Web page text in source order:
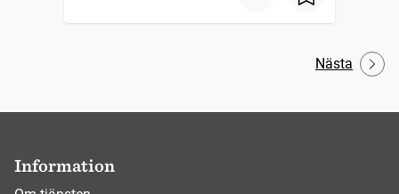
Nästa
Information